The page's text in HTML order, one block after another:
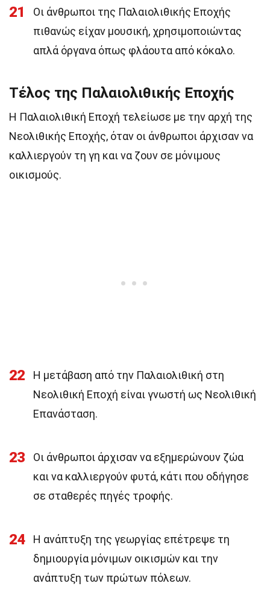
21
Οι άνθρωποι της Παλαιολιθικής Εποχής
πιθανώς είχαν μουσική, χρησιμοποιώντας
απλά όργανα όπως φλάουτα από κόκαλο.
Τέλος της Παλαιολιθικής Εποχής
Η Παλαιολιθική Εποχή τελείωσε με την αρχή της
Νεολιθικής Εποχής, όταν οι άνθρωποι άρχισαν να
καλλιεργούν τη γη και να ζουν σε μόνιμους
οικισμούς.
22
Η μετάβαση από την Παλαιολιθική στη
Νεολιθική Εποχή είναι γνωστή ως Νεολιθική
Επανάσταση.
23
Οι άνθρωποι άρχισαν να εξημερώνουν ζώα
και να καλλιεργούν φυτά, κάτι που οδήγησε
σε σταθερές πηγές τροφής.
24
Η ανάπτυξη της γεωργίας επέτρεψε τη
δημιουργία μόνιμων οικισμών και την
ανάπτυξη των πρώτων πόλεων.